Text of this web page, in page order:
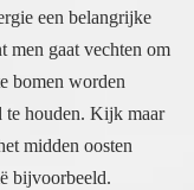
bijvoorbeeld.